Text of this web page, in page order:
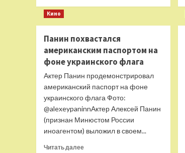
причину
расселения
иностранных
ВСУ
на
съемные
квартиры
Кино
Панин похвастался
американским паспортом на
фоне украинского флага
Актер Панин продемонстрировал
американский паспорт на фоне
украинского флага Фото:
@alexeypaninnАктер Алексей Панин
(признан Минюстом России
иноагентом) выложил в своем...
Читать далееПрочитать